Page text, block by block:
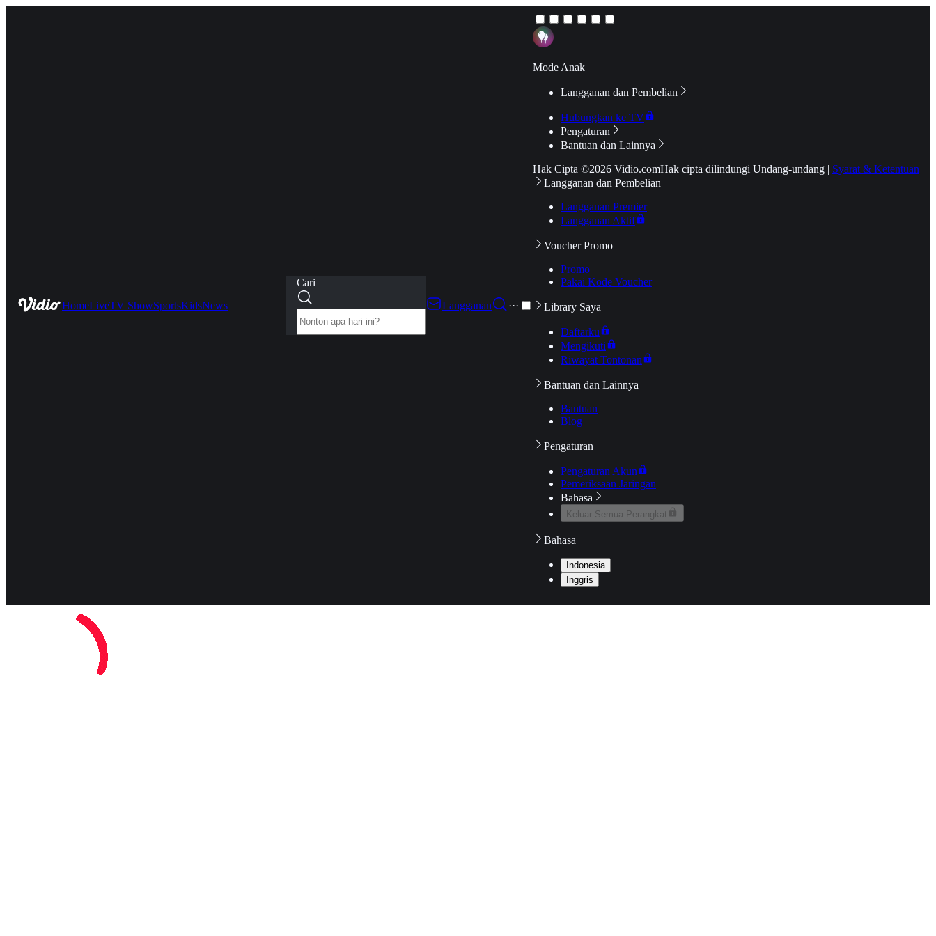
HomeLiveTV ShowSportsKidsNews
Cari
Langganan
···
Mode Anak
Langganan dan Pembelian
Hubungkan ke TV
Pengaturan
Bantuan dan Lainnya
Hak Cipta ©2026 Vidio.comHak cipta dilindungi Undang-undang | Syarat & Ketentuan
Langganan dan Pembelian
Langganan Premier
Langganan Aktif
Voucher Promo
Promo
Pakai Kode Voucher
Library Saya
Daftarku
Mengikuti
Riwayat Tontonan
Bantuan dan Lainnya
Bantuan
Blog
Pengaturan
Pengaturan Akun
Pemeriksaan Jaringan
Bahasa
Keluar Semua Perangkat
Bahasa
Indonesia
Inggris